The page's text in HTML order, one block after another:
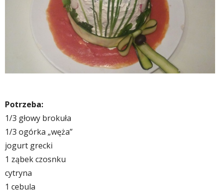
Potrzeba:
1/3 głowy brokuła
1/3 ogórka „węża”
jogurt grecki
1 ząbek czosnku
cytryna
1 cebula